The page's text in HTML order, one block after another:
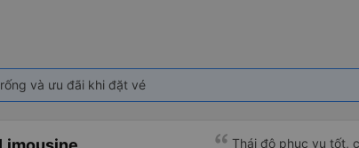
và ưu đãi khi đặt vé
Thái độ phục vụ tốt,